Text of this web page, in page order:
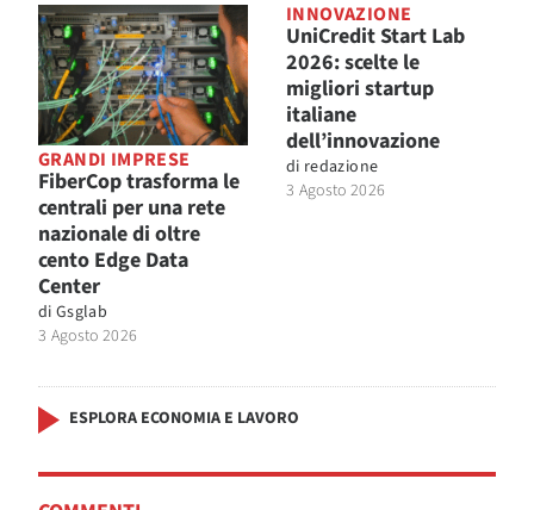
GRANDI IMPRESE
FiberCop trasforma le
centrali per una rete
nazionale di oltre
cento Edge Data
Center
di Gsglab
3 Agosto 2026
INNOVAZIONE
UniCredit Start Lab
2026: scelte le
migliori startup
italiane
dell’innovazione
di redazione
3 Agosto 2026
ESPLORA ECONOMIA E LAVORO